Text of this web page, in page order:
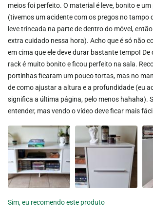
meios foi perfeito. O material é leve, bonito e
(tivemos um acidente com os pregos no tampo
leve trincada na parte de dentro do móvel,
extra cuidado nessa hora). Acho que é só não
em cima que ele deve durar bastante tempo!
rack é muito bonito e ficou perfeito na sala.
portinhas ficaram um pouco tortas, mas no
de como ajustar a altura e a profundidade (eu
significa a última página, pelo menos hahaha).
entender, mas vendo o vídeo deve ficar mais